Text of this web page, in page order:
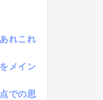
れこれ
メイン
での思